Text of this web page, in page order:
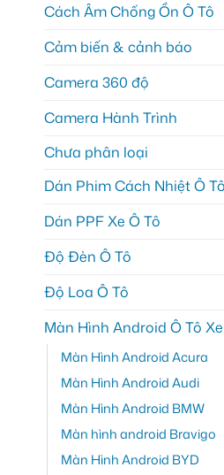
Cách Âm Chống Ồn Ô Tô
Cảm biến & cảnh báo
Camera 360 độ
Camera Hành Trình
Chưa phân loại
Dán Phim Cách Nhiệt Ô Tô
Dán PPF Xe Ô Tô
Độ Đèn Ô Tô
Độ Loa Ô Tô
Màn Hình Android Ô Tô
Màn Hình Android Acura
Màn Hình Android Audi
Màn Hình Android BMW
Màn hình android Bravigo
Màn Hình Android BYD